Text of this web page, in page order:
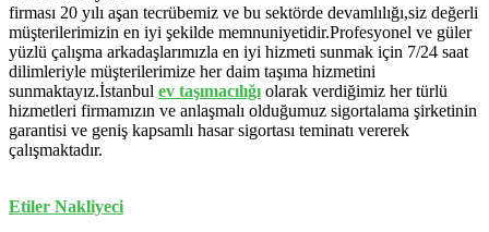
firması 20 yılı aşan tecrübemiz ve bu sektörde devamlılığı,siz değerli
müşterilerimizin en iyi şekilde memnuniyetidir.Profesyonel ve güler
yüzlü çalışma arkadaşlarımızla en iyi hizmeti sunmak için 7/24 saat
dilimleriyle müşterilerimize her daim taşıma hizmetini
sunmaktayız.İstanbul ev taşımacılığı olarak verdiğimiz her türlü
hizmetleri firmamızın ve anlaşmalı olduğumuz sigortalama şirketinin
garantisi ve geniş kapsamlı hasar sigortası teminatı vererek
çalışmaktadır.
Etiler Nakliyeci